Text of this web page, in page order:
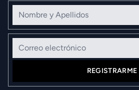
Nombre y Apellidos
Correo electrónico
REGISTRARME